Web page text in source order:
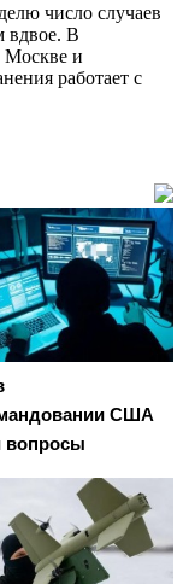
число случаев
вдвое. В
Москве и
работает с
США
вопросы